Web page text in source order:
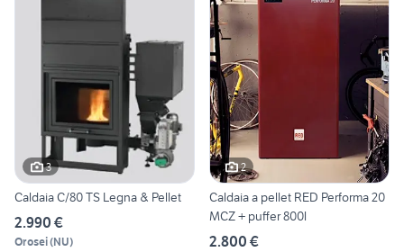
3
Caldaia C/80 TS Legna & Pellet
2.990 €
Orosei(NU)
2
Caldaia a pellet RED Performa 20
MCZ + puffer 800l
2.800 €